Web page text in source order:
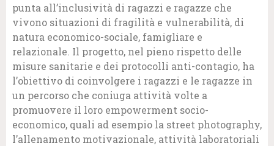
punta all’inclusività di ragazzi e ragazze che
vivono situazioni di fragilità e vulnerabilità, di
natura economico-sociale, famigliare e
relazionale. Il progetto, nel pieno rispetto delle
misure sanitarie e dei protocolli anti-contagio, ha
l’obiettivo di coinvolgere i ragazzi e le ragazze in
un percorso che coniuga attività volte a
promuovere il loro empowerment socio-
economico, quali ad esempio la street photography,
l’allenamento motivazionale, attività laboratoriali